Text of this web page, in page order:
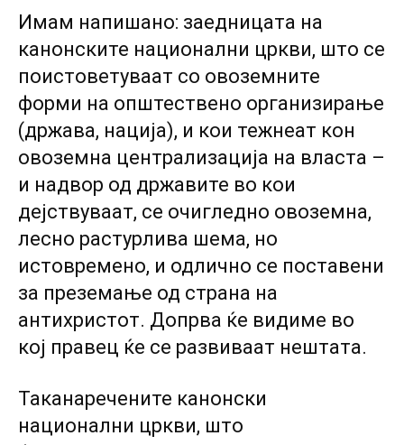
Имам напишано: заедницата на
канонските национални цркви, што се
поистоветуваат со овоземните
форми на општествено организирање
(држава, нација), и кои тежнеат кон
овоземна централизација на власта –
и надвор од државите во кои
дејствуваат, се очигледно овоземна,
лесно растурлива шема, но
истовремено, и одлично се поставени
за преземање од страна на
антихристот. Допрва ќе видиме во
кој правец ќе се развиваат нештата.
Таканаречените канонски
национални цркви, што